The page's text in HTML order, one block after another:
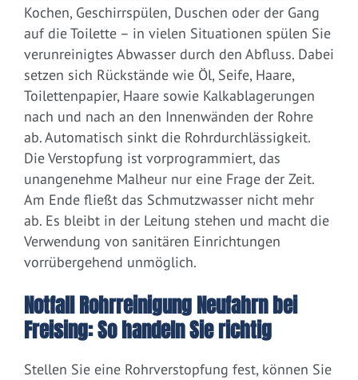
Kochen, Geschirrspülen, Duschen oder der Gang
auf die Toilette – in vielen Situationen spülen Sie
verunreinigtes Abwasser durch den Abfluss. Dabei
setzen sich Rückstände wie Öl, Seife, Haare,
Toilettenpapier, Haare sowie Kalkablagerungen
nach und nach an den Innenwänden der Rohre
ab. Automatisch sinkt die Rohrdurchlässigkeit.
Die Verstopfung ist vorprogrammiert, das
unangenehme Malheur nur eine Frage der Zeit.
Am Ende fließt das Schmutzwasser nicht mehr
ab. Es bleibt in der Leitung stehen und macht die
Verwendung von sanitären Einrichtungen
vorrübergehend unmöglich.
Notfall Rohrreinigung Neufahrn bei
Freising: So handeln Sie richtig
Stellen Sie eine Rohrverstopfung fest, können Sie